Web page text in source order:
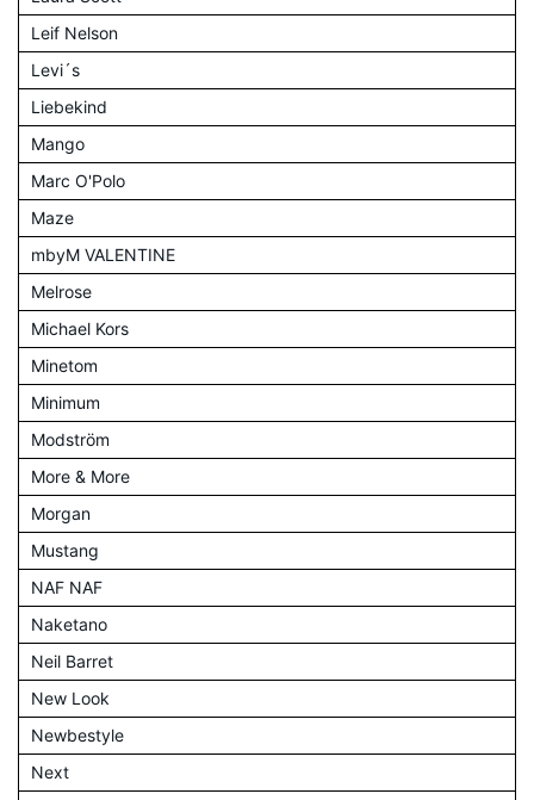
Leif Nelson
Levi´s
Liebekind
Mango
Marc O'Polo
Maze
mbyM VALENTINE
Melrose
Michael Kors
Minetom
Minimum
Modström
More & More
Morgan
Mustang
NAF NAF
Naketano
Neil Barret
New Look
Newbestyle
Next